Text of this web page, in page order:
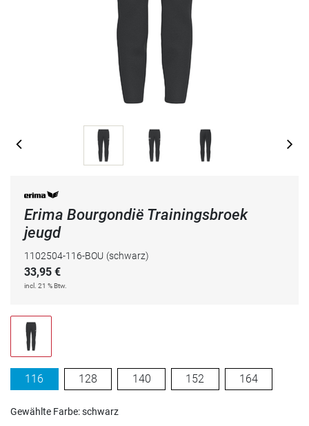
Erima Bourgondië Trainingsbroek
jeugd
1102504-116-BOU (schwarz)
33,95 €
incl. 21 % Btw.
116 128 140 152 164
Gewählte Farbe: schwarz